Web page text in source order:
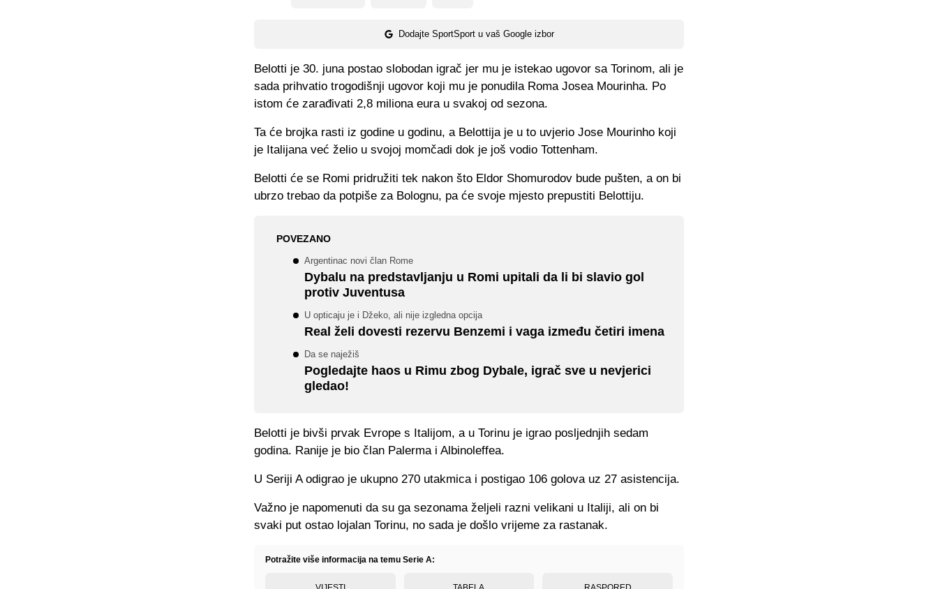
Dodajte SportSport u vaš Google izbor
Belotti je 30. juna postao slobodan igrač jer mu je istekao ugovor sa Torinom, ali je
sada prihvatio trogodišnji ugovor koji mu je ponudila Roma Josea Mourinha. Po
istom će zarađivati 2,8 miliona eura u svakoj od sezona.
Ta će brojka rasti iz godine u godinu, a Belottija je u to uvjerio Jose Mourinho koji
je Italijana već želio u svojoj momčadi dok je još vodio Tottenham.
Belotti će se Romi pridružiti tek nakon što Eldor Shomurodov bude pušten, a on bi
ubrzo trebao da potpiše za Bolognu, pa će svoje mjesto prepustiti Belottiju.
POVEZANO
Argentinac novi član Rome
Dybalu na predstavljanju u Romi upitali da li bi slavio gol
protiv Juventusa
U opticaju je i Džeko, ali nije izgledna opcija
Real želi dovesti rezervu Benzemi i vaga između četiri imena
Da se naježiš
Pogledajte haos u Rimu zbog Dybale, igrač sve u nevjerici
gledao!
Belotti je bivši prvak Evrope s Italijom, a u Torinu je igrao posljednjih sedam
godina. Ranije je bio član Palerma i Albinoleffea.
U Seriji A odigrao je ukupno 270 utakmica i postigao 106 golova uz 27 asistencija.
Važno je napomenuti da su ga sezonama željeli razni velikani u Italiji, ali on bi
svaki put ostao lojalan Torinu, no sada je došlo vrijeme za rastanak.
Potražite više informacija na temu Serie A: